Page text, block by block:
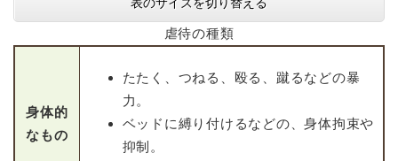
虐待の種類
身体的
なもの
たたく、つねる、殴る、蹴るなどの暴
力。
ベッドに縛り付けるなどの、身体拘束や
抑制。